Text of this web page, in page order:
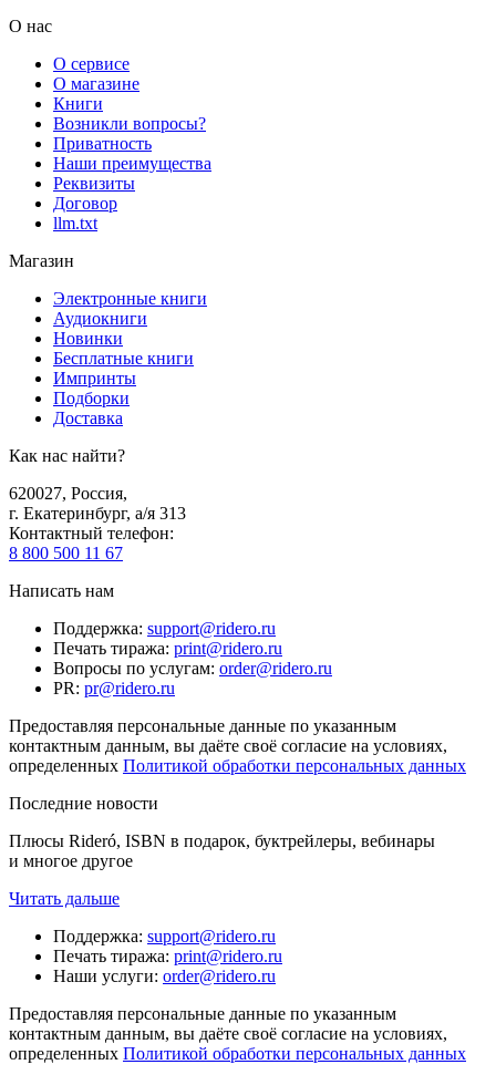
О нас
О сервисе
О магазине
Книги
Возникли вопросы?
Приватность
Наши преимущества
Реквизиты
Договор
llm.txt
Магазин
Электронные книги
Аудиокниги
Новинки
Бесплатные книги
Импринты
Подборки
Доставка
Как нас найти?
620027, Россия,
г. Екатеринбург, а/я 313
Контактный телефон:
8 800 500 11 67
Написать нам
Поддержка: support@ridero.ru
Печать тиража: print@ridero.ru
Вопросы по услугам: order@ridero.ru
PR: pr@ridero.ru
Предоставляя персональные данные по указанным
контактным данным, вы даёте своё согласие на условиях,
определенных Политикой обработки персональных данных
Последние новости
Плюсы Rideró, ISBN в подарок, буктрейлеры, вебинары
и многое другое
Читать дальше
Поддержка: support@ridero.ru
Печать тиража: print@ridero.ru
Наши услуги: order@ridero.ru
Предоставляя персональные данные по указанным
контактным данным, вы даёте своё согласие на условиях,
определенных Политикой обработки персональных данных